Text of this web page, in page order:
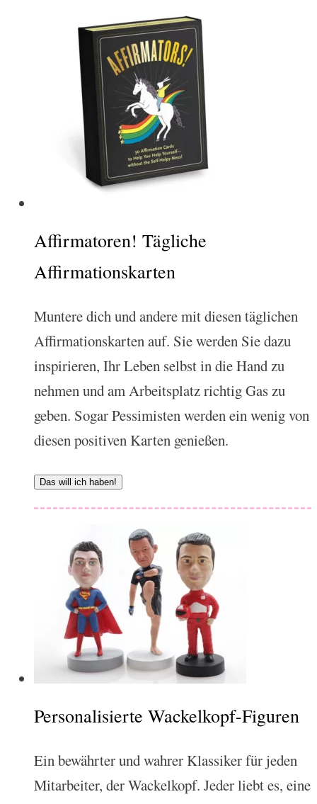
Affirmatoren! Tägliche
Affirmationskarten
Muntere dich und andere mit diesen täglichen
Affirmationskarten auf. Sie werden Sie dazu
inspirieren, Ihr Leben selbst in die Hand zu
nehmen und am Arbeitsplatz richtig Gas zu
geben. Sogar Pessimisten werden ein wenig von
diesen positiven Karten genießen.
Das will ich haben!
Personalisierte Wackelkopf-Figuren
Ein bewährter und wahrer Klassiker für jeden
Mitarbeiter, der Wackelkopf. Jeder liebt es, eine